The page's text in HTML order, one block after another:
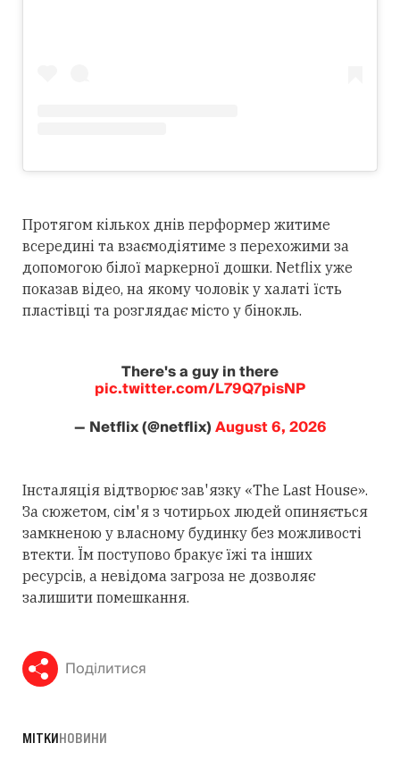
Протягом кількох днів перформер житиме
всередині та взаємодіятиме з перехожими за
допомогою білої маркерної дошки. Netflix уже
показав відео, на якому чоловік у халаті їсть
пластівці та розглядає місто у бінокль.
There's a guy in there
pic.twitter.com/L79Q7pisNP
— Netflix (@netflix)August 6, 2026
Інсталяція відтворює зав'язку «The Last House».
За сюжетом, сім'я з чотирьох людей опиняється
замкненою у власному будинку без можливості
втекти. Їм поступово бракує їжі та інших
ресурсів, а невідома загроза не дозволяє
залишити помешкання.
Поділитися
МІТКИНОВИНИ